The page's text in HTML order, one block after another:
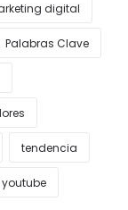
digital
Palabras Clave
tendencia
youtube